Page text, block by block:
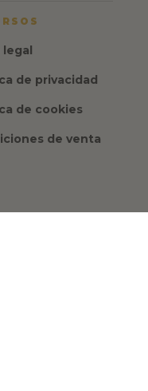
legal
de privacidad
de cookies
de venta